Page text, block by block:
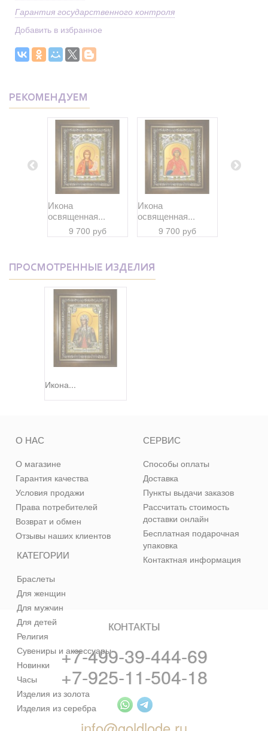
Гарантия государственного контроля
Добавить в избранное
РЕКОМЕНДУЕМ
Икона
освященная...
9 700 руб
Икона
освященная...
9 700 руб
ПРОСМОТРЕННЫЕ ИЗДЕЛИЯ
Икона...
КАТЕГОРИИ
Браслеты
Для женщин
Для мужчин
Для детей
Религия
Сувениры и аксессуары
Новинки
Часы
Изделия из золота
Изделия из серебра
О НАС
О магазине
Гарантия качества
Условия продажи
Права потребителей
Возврат и обмен
Отзывы наших клиентов
СЕРВИС
Способы оплаты
Доставка
Пункты выдачи заказов
Рассчитать стоимость
доставки онлайн
Бесплатная подарочная
упаковка
Контактная информация
КОНТАКТЫ
+7-499-39-444-69
+7-925-11-504-18